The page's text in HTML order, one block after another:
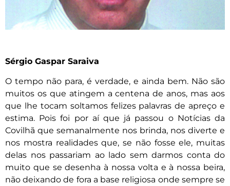
Sérgio Gaspar Saraiva
O tempo não para, é verdade, e ainda bem. Não são
muitos os que atingem a centena de anos, mas aos
que lhe tocam soltamos felizes palavras de apreço e
estima. Pois foi por aí que já passou o Notícias da
Covilhã que semanalmente nos brinda, nos diverte e
nos mostra realidades que, se não fosse ele, muitas
delas nos passariam ao lado sem darmos conta do
muito que se desenha à nossa volta e à nossa beira,
não deixando de fora a base religiosa onde sempre se